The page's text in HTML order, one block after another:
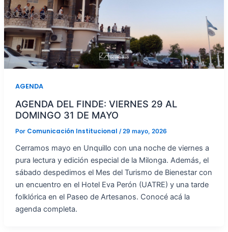
AGENDA
AGENDA DEL FINDE: VIERNES 29 AL
DOMINGO 31 DE MAYO
Por Comunicación Institucional /29 mayo, 2026
Cerramos mayo en Unquillo con una noche de viernes a
pura lectura y edición especial de la Milonga. Además, el
sábado despedimos el Mes del Turismo de Bienestar con
un encuentro en el Hotel Eva Perón (UATRE) y una tarde
folklórica en el Paseo de Artesanos. Conocé acá la
agenda completa.